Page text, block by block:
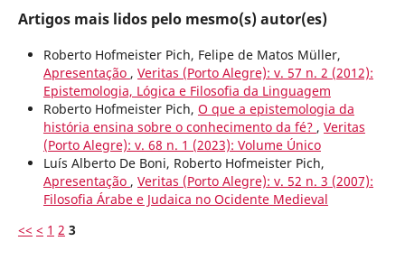
Artigos mais lidos pelo mesmo(s) autor(es)
Roberto Hofmeister Pich, Felipe de Matos Müller,
Apresentação , Veritas (Porto Alegre): v. 57 n. 2 (2012):
Epistemologia, Lógica e Filosofia da Linguagem
Roberto Hofmeister Pich, O que a epistemologia da
história ensina sobre o conhecimento da fé? , Veritas
(Porto Alegre): v. 68 n. 1 (2023): Volume Único
Luís Alberto De Boni, Roberto Hofmeister Pich,
Apresentação , Veritas (Porto Alegre): v. 52 n. 3 (2007):
Filosofia Árabe e Judaica no Ocidente Medieval
<< < 1 2 3